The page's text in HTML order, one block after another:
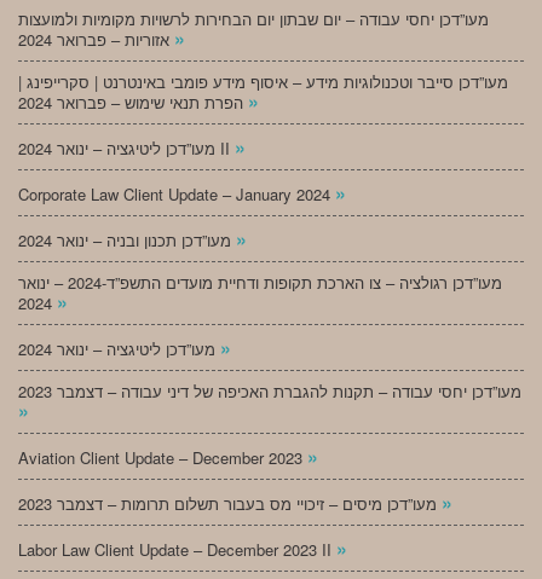
מעו”דכן יחסי עבודה – יום שבתון יום הבחירות לרשויות מקומיות ולמועצות
»
מעו”דכן סייבר וטכנולוגיות מידע – איסוף מידע פומבי באינטרנט | סקרייפינג |
»
מעו”דכן ליטיגציה – ינואר 2024 II »
Corporate Law Client Update – January 2024 »
»
מעו”דכן רגולציה – צו הארכת תקופות ודחיית מועדים התשפ”ד-2024 – ינואר
»
»
מעו”דכן יחסי עבודה – תקנות להגברת האכיפה של דיני עבודה – דצמבר 2023
»
Aviation Client Update – December 2023 »
»
Labor Law Client Update – December 2023 II »